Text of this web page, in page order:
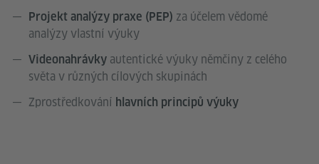
Projekt analýzy praxe (PEP) za účelem vědomé
analýzy vlastní výuky
Videonahrávky autentické výuky němčiny z celého
světa v různých cílových skupinách
Zprostředkování hlavních principů výuky